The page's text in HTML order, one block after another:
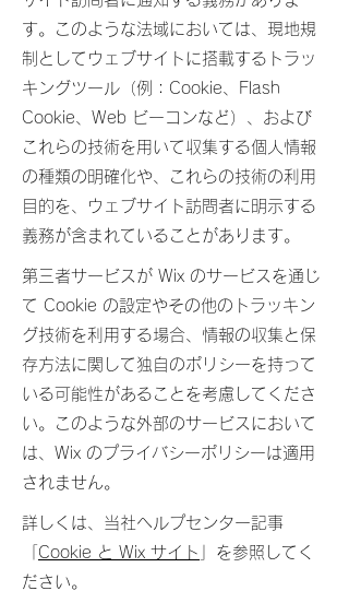
す。このような法域においては、現地規
制としてウェブサイトに搭載するトラッ
キングツール（例：Cookie、Flash
Cookie、Web ビーコンなど）、および
これらの技術を用いて収集する個人情報
の種類の明確化や、これらの技術の利用
目的を、ウェブサイト訪問者に明示する
義務が含まれていることがあります。
第三者サービスが Wix のサービスを通じ
て Cookie の設定やその他のトラッキン
グ技術を利用する場合、情報の収集と保
存方法に関して独自のポリシーを持って
いる可能性があることを考慮してくださ
い。このような外部のサービスにおいて
は、Wix のプライバシーポリシーは適用
されません。
詳しくは、当社ヘルプセンター記事
Cookie と Wix サイト
」を参照してく
ださい。